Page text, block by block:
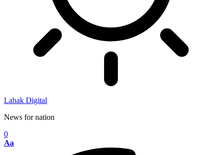
Lahak Digital
News for nation
0
Aa